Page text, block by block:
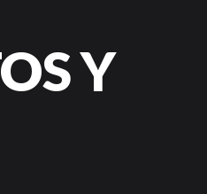
Y